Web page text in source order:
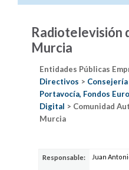
Radiotelevisión
Murcia
Entidades Públicas
Directivos > Consejería
Portavocía, Fondos
Digital > Comunidad
Murcia
Responsable: Juan